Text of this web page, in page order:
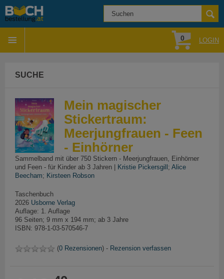
0 LOGIN
SUCHE
Mein magischer
Stickertraum:
Meerjungfrauen - Feen
- Einhörner
Sammelband mit über 750 Stickern - Meerjungfrauen, Einhörner
und Feen - für Kinder ab 3 Jahren |
Kristie Pickersgill ; Alice
Beecham; Kirsteen Robson
Taschenbuch
2026 Usborne Verlag
Auflage: 1. Auflage
96 Seiten; 9 mm x 194 mm; ab 3 Jahre
ISBN: 978-1-03-570546-7
(0 Rezensionen) - Rezension verfassen